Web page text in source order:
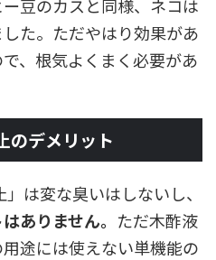
豆のカスと同様、ネコは
た。ただやはり効果があ
、根気よくまく必要があ
のデメリット
は変な臭いはしないし、
ありません。 ただ木酢液
途には使えない単機能の